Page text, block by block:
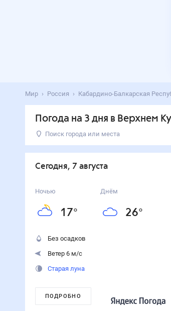
Мир Россия Кабардино-Балкарская
Погода на 3 дня в Верхнем
Поиск города или места
День
Сегодня
7 августа
Воскресенье
Сегодня, 7 августа
Ночью
17°
Днём
26°
Без осадков
Ветер 6 м/с
Старая луна
ПОДРОБНО